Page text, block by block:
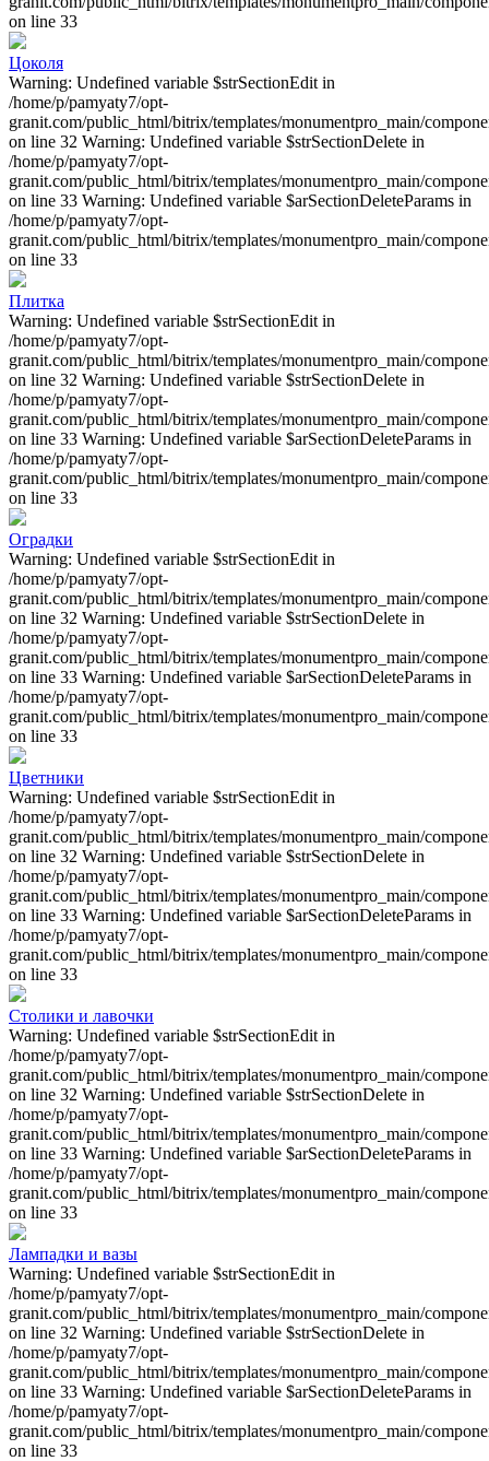
on line 33
Цоколя
Warning: Undefined variable $strSectionEdit in
/home/p/pamyaty7/opt-
granit.com/public_html/bitrix/templates/monumentpro_main/
on line 32 Warning: Undefined variable $strSectionDelete in
/home/p/pamyaty7/opt-
granit.com/public_html/bitrix/templates/monumentpro_main/
on line 33 Warning: Undefined variable $arSectionDeleteParams in
/home/p/pamyaty7/opt-
granit.com/public_html/bitrix/templates/monumentpro_main/
on line 33
Плитка
Warning: Undefined variable $strSectionEdit in
/home/p/pamyaty7/opt-
granit.com/public_html/bitrix/templates/monumentpro_main/
on line 32 Warning: Undefined variable $strSectionDelete in
/home/p/pamyaty7/opt-
granit.com/public_html/bitrix/templates/monumentpro_main/
on line 33 Warning: Undefined variable $arSectionDeleteParams in
/home/p/pamyaty7/opt-
granit.com/public_html/bitrix/templates/monumentpro_main/
on line 33
Оградки
Warning: Undefined variable $strSectionEdit in
/home/p/pamyaty7/opt-
granit.com/public_html/bitrix/templates/monumentpro_main/
on line 32 Warning: Undefined variable $strSectionDelete in
/home/p/pamyaty7/opt-
granit.com/public_html/bitrix/templates/monumentpro_main/
on line 33 Warning: Undefined variable $arSectionDeleteParams in
/home/p/pamyaty7/opt-
granit.com/public_html/bitrix/templates/monumentpro_main/
on line 33
Цветники
Warning: Undefined variable $strSectionEdit in
/home/p/pamyaty7/opt-
granit.com/public_html/bitrix/templates/monumentpro_main/
on line 32 Warning: Undefined variable $strSectionDelete in
/home/p/pamyaty7/opt-
granit.com/public_html/bitrix/templates/monumentpro_main/
on line 33 Warning: Undefined variable $arSectionDeleteParams in
/home/p/pamyaty7/opt-
granit.com/public_html/bitrix/templates/monumentpro_main/
on line 33
Столики и лавочки
Warning: Undefined variable $strSectionEdit in
/home/p/pamyaty7/opt-
granit.com/public_html/bitrix/templates/monumentpro_main/
on line 32 Warning: Undefined variable $strSectionDelete in
/home/p/pamyaty7/opt-
granit.com/public_html/bitrix/templates/monumentpro_main/
on line 33 Warning: Undefined variable $arSectionDeleteParams in
/home/p/pamyaty7/opt-
granit.com/public_html/bitrix/templates/monumentpro_main/
on line 33
Лампадки и вазы
Warning: Undefined variable $strSectionEdit in
/home/p/pamyaty7/opt-
granit.com/public_html/bitrix/templates/monumentpro_main/
on line 32 Warning: Undefined variable $strSectionDelete in
/home/p/pamyaty7/opt-
granit.com/public_html/bitrix/templates/monumentpro_main/
on line 33 Warning: Undefined variable $arSectionDeleteParams in
/home/p/pamyaty7/opt-
granit.com/public_html/bitrix/templates/monumentpro_main/
on line 33